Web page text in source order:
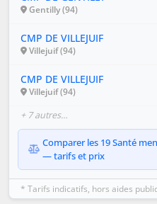
Gentilly (94)
CMP DE VILLEJUIF
Villejuif (94)
CMP DE VILLEJUIF
Villejuif (94)
+ 7 autres…
Comparer les 19 Santé
— tarifs et prix
* Tarifs indicatifs, hors aides